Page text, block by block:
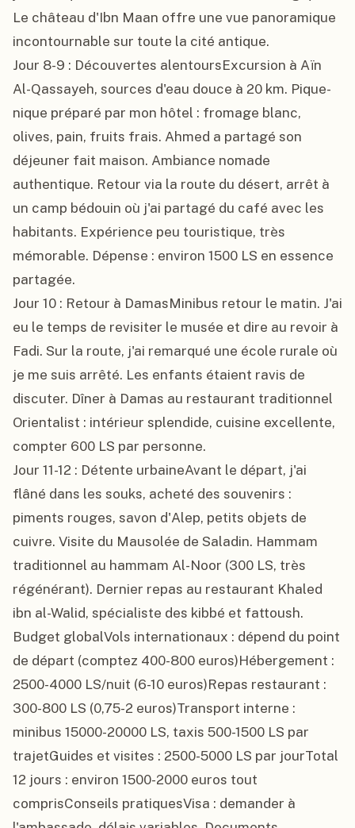
Le château d'Ibn Maan offre une vue panoramique
incontournable sur toute la cité antique.
Jour 8-9 : Découvertes alentoursExcursion à Aïn
Al-Qassayeh, sources d'eau douce à 20 km. Pique-
nique préparé par mon hôtel : fromage blanc,
olives, pain, fruits frais. Ahmed a partagé son
déjeuner fait maison. Ambiance nomade
authentique. Retour via la route du désert, arrêt à
un camp bédouin où j'ai partagé du café avec les
habitants. Expérience peu touristique, très
mémorable. Dépense : environ 1500 LS en essence
partagée.
Jour 10 : Retour à DamasMinibus retour le matin. J'ai
eu le temps de revisiter le musée et dire au revoir à
Fadi. Sur la route, j'ai remarqué une école rurale où
je me suis arrêté. Les enfants étaient ravis de
discuter. Dîner à Damas au restaurant traditionnel
Orientalist : intérieur splendide, cuisine excellente,
compter 600 LS par personne.
Jour 11-12 : Détente urbaineAvant le départ, j'ai
flâné dans les souks, acheté des souvenirs :
piments rouges, savon d'Alep, petits objets de
cuivre. Visite du Mausolée de Saladin. Hammam
traditionnel au hammam Al-Noor (300 LS, très
régénérant). Dernier repas au restaurant Khaled
ibn al-Walid, spécialiste des kibbé et fattoush.
Budget globalVols internationaux : dépend du point
de départ (comptez 400-800 euros)Hébergement :
2500-4000 LS/nuit (6-10 euros)Repas restaurant :
300-800 LS (0,75-2 euros)Transport interne :
minibus 15000-20000 LS, taxis 500-1500 LS par
trajetGuides et visites : 2500-5000 LS par jourTotal
12 jours : environ 1500-2000 euros tout
comprisConseils pratiquesVisa : demander à